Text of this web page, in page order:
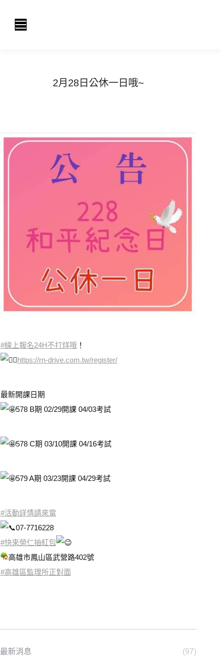
2月28日公休一日哦~
#線上報名24H不打烊哦！
https://rn-drive.com.tw/register/
最新開課日期
578 B期 02/29開課 04/03考試
578 C期 03/10開課 04/16考試
579 A期 03/23開課 04/29考試
#活動詳情請來電
07-7716228
#快來榮仁抽紅包
高雄市鳳山區武營路402號
#高雄區監理所正對面
最新消息 (97)